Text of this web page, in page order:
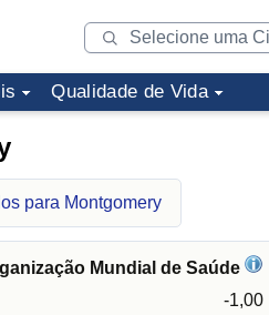
Qualidade de Vida
para Montgomery
Mundial de Saúde
-1,00